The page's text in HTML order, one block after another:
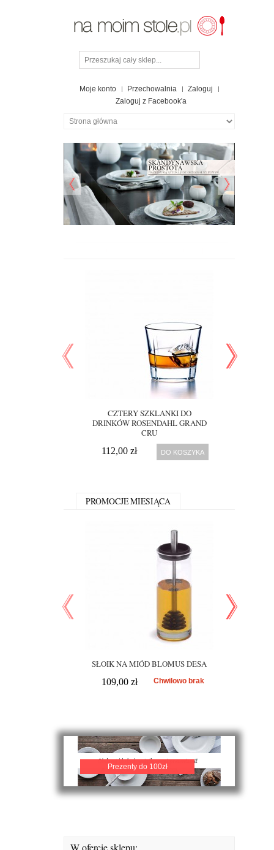
Moje konto Przechowalnia
Zaloguj
Zaloguj z Facebook'a
CZTERY SZKLANKI DO
DRINKÓW ROSENDAHL GRAND
CRU
112,00 zł DO KOSZYKA
PROMOCJE MIESIĄCA
SŁOIK NA MIÓD BLOMUS DESA
109,00 zł Chwilowo brak
Prezenty do 100zł
W ofercie sklepu: